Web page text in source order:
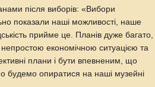
після виборів: «Вибори
показали наші можливості, наше
прийме це. Планів дуже багато,
економічною ситуацією та
плани і бути впевненим, що
будемо опиратися на наші музейні